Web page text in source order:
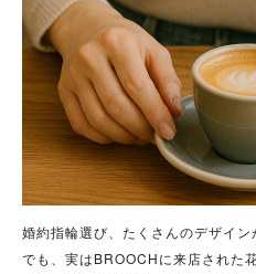
婚約指輪選び、たくさんのデザイン
でも、実はBROOCHに来店された